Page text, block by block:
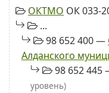
ОКТМО ОК 033-
...
98 652 400 —
Алданского
98 652
уровень)